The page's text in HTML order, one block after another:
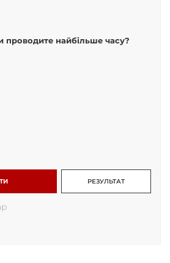
проводите найбільше часу?
РЕЗУЛЬТАТ